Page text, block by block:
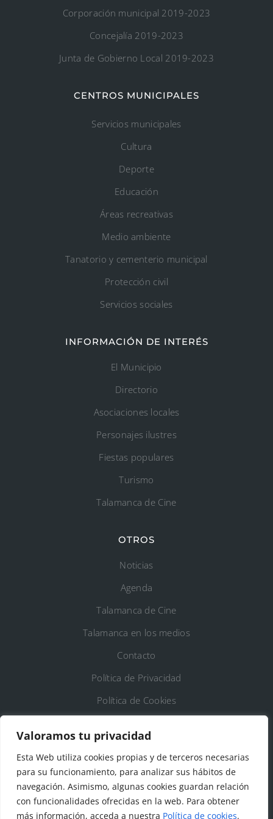
Valoramos tu privacidad
Esta Web utiliza cookies propias y de terceros necesarias
para su funcionamiento, para analizar sus hábitos de
navegación. Asimismo, algunas cookies guardan relación
con funcionalidades ofrecidas en la web. Para obtener
más información, acceda a nuestra Política de cookies.
Corporación municipal 2019-2023
Concejalía 2019-2023
Junta de Gobierno Local 2019-2023
CENTROS MUNICIPALES
Servicios municipales
Cultura
Deporte
Educación
Áreas recreativas
Medio ambiente
Tanatorio y cementerio municipal
Protección civil
Servicios sociales
INFORMACIÓN DE INTERÉS
El Municipio
Directorio
Asociaciones locales
Personajes ilustres
Fiestas populares
Turismo
Talamanca de Cine
OTROS
Noticias
Agenda
Talamanca de Cine
Talamanca en los medios
Contacto
Política de Privacidad
Política de Cookies
DATOS DE CONTACTO
Ayto. de Talamanca de Jarama
C/Fuente del Arca, 19 28160 Talamanca de